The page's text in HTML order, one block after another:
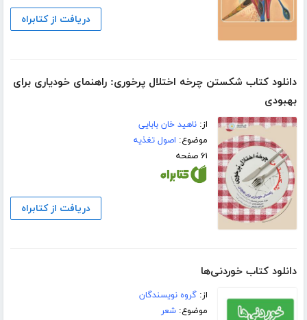
دریافت از کتابراه
دانلود کتاب شکستن چرخه اختلال پرخوری: راهنمای خودیاری برای
بهبودی
از:ناهید خان بابایی
موضوع: اصول تغذیه
۶۱ صفحه
دریافت از کتابراه
دانلود کتاب خوردنی‌ها
از:گروه نویسندگان
موضوع:شعر